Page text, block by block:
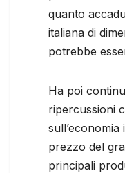
quanto
italiana di
potrebbe
Ha poi
ripercussioni
prezzo del
principali